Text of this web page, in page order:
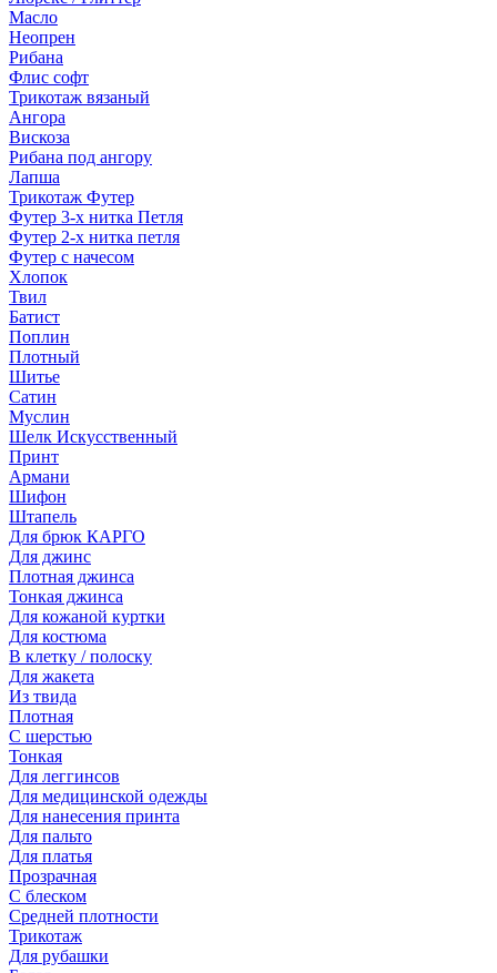
Масло
Неопрен
Рибана
Флис софт
Трикотаж вязаный
Ангора
Вискоза
Рибана под ангору
Лапша
Трикотаж Футер
Футер 3-х нитка Петля
Футер 2-х нитка петля
Футер с начесом
Хлопок
Твил
Батист
Поплин
Плотный
Шитье
Сатин
Муслин
Шелк Искусственный
Принт
Армани
Шифон
Штапель
Для брюк КАРГО
Для джинс
Плотная джинса
Тонкая джинса
Для кожаной куртки
Для костюма
В клетку / полоску
Для жакета
Из твида
Плотная
С шерстью
Тонкая
Для леггинсов
Для медицинской одежды
Для нанесения принта
Для пальто
Для платья
Прозрачная
С блеском
Средней плотности
Трикотаж
Для рубашки